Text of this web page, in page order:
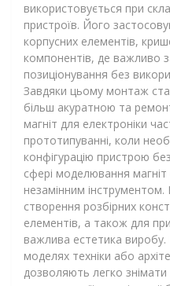
використовується при
пристроїв. Його
корпусних елементів,
компонентів, де важливо
позиціонування без
Завдяки цьому монтаж
більш акуратною та
магніт для електроніки
прототипуванні, коли
конфігурацію пристрою
сфері моделювання
незамінним
створення розбірних
елементів, а також для
важлива естетика
моделях техніки або
дозволяють легко